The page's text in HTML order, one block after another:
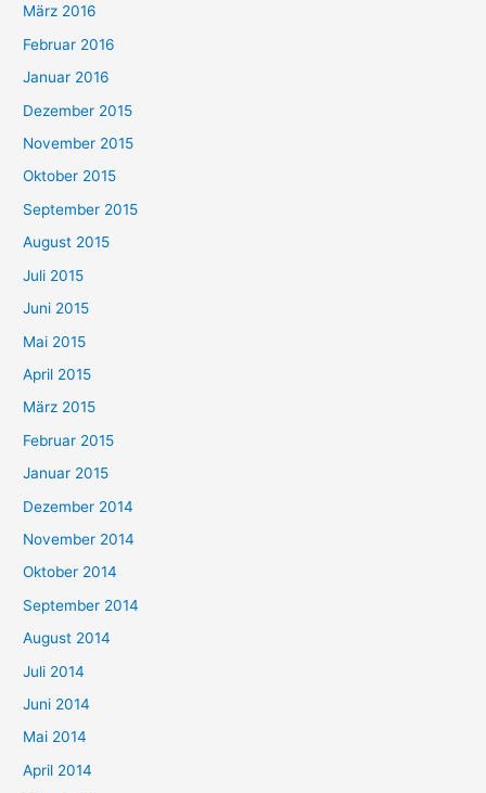
März 2016
Februar 2016
Januar 2016
Dezember 2015
November 2015
Oktober 2015
September 2015
August 2015
Juli 2015
Juni 2015
Mai 2015
April 2015
März 2015
Februar 2015
Januar 2015
Dezember 2014
November 2014
Oktober 2014
September 2014
August 2014
Juli 2014
Juni 2014
Mai 2014
April 2014